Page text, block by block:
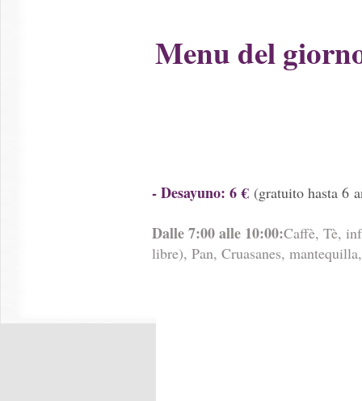
Menu del
- Desayuno: 6 € (gratuito hasta 6
Dalle 7:00 alle 10:00:Caffè, Tè,
libre), Pan, Cruasanes,